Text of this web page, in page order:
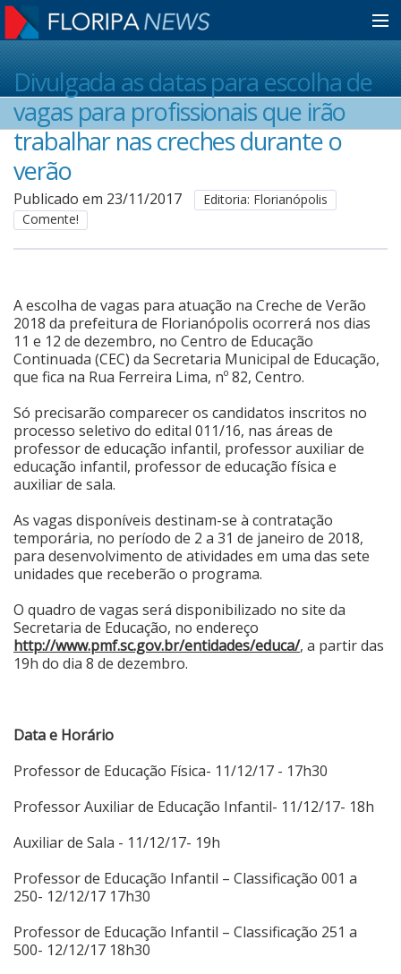
Home
Notícias
Colunistas
Classificados
Guia de Serviços
Anuncie
Cinema
Agenda Cultural
Anuncie
Fale Conosco
Divulgada as datas para escolha de
vagas para profissionais que irão
trabalhar nas creches durante o
verão
Publicado em 23/11/2017
Editoria: Florianópolis
Comente!
A escolha de vagas para atuação na Creche de Verão
2018 da prefeitura de Florianópolis ocorrerá nos dias
11 e 12 de dezembro, no Centro de Educação
Continuada (CEC) da Secretaria Municipal de Educação,
que fica na Rua Ferreira Lima, nº 82, Centro.
Só precisarão comparecer os candidatos inscritos no
processo seletivo do edital 011/16, nas áreas de
professor de educação infantil, professor auxiliar de
educação infantil, professor de educação física e
auxiliar de sala.
As vagas disponíveis destinam-se à contratação
temporária, no período de 2 a 31 de janeiro de 2018,
para desenvolvimento de atividades em uma das sete
unidades que receberão o programa.
O quadro de vagas será disponibilizado no site da
Secretaria de Educação, no endereço
http://www.pmf.sc.gov.br/entidades/educa/, a partir das
19h do dia 8 de dezembro.
Data e Horário
Professor de Educação Física- 11/12/17 - 17h30
Professor Auxiliar de Educação Infantil- 11/12/17- 18h
Auxiliar de Sala - 11/12/17- 19h
Professor de Educação Infantil – Classificação 001 a
250- 12/12/17 17h30
Professor de Educação Infantil – Classificação 251 a
500- 12/12/17 18h30